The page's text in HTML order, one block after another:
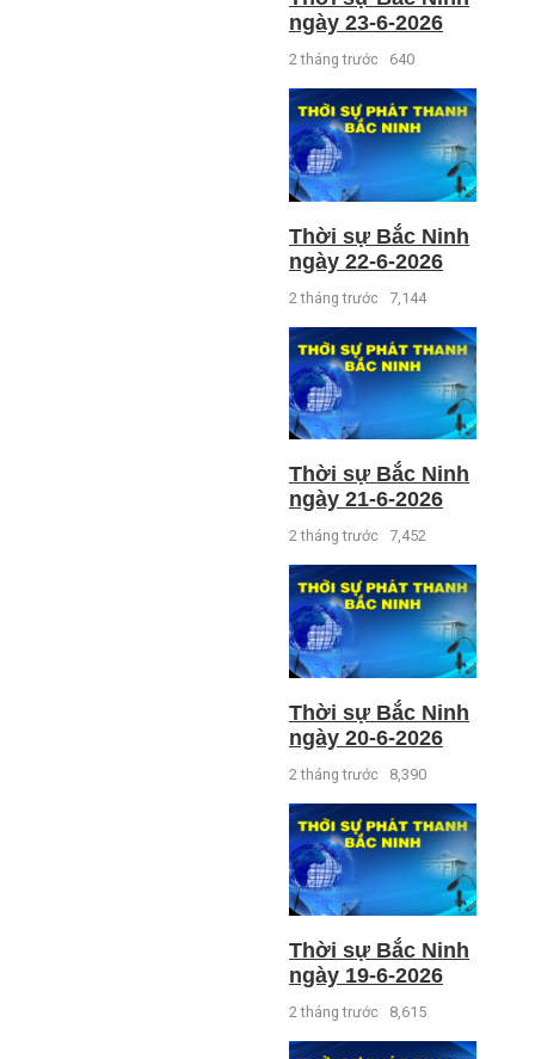
ngày 23-6-2026
2 tháng trước 640
Thời sự Bắc Ninh
ngày 22-6-2026
2 tháng trước 7,144
Thời sự Bắc Ninh
ngày 21-6-2026
2 tháng trước 7,452
Thời sự Bắc Ninh
ngày 20-6-2026
2 tháng trước 8,390
Thời sự Bắc Ninh
ngày 19-6-2026
2 tháng trước 8,615